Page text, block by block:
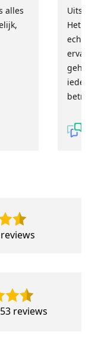
alles
Het
echt
reviews